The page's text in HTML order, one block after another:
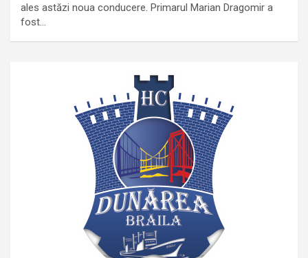
ales astăzi noua conducere. Primarul Marian Dragomir a
fost…